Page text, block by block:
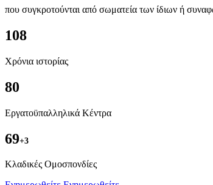
που συγκροτούνται από σωματεία των ίδιων ή
108
Χρόνια ιστορίας
80
Εργατοϋπαλληλικά Κέντρα
69+3
Kλαδικές Ομοσπονδίες